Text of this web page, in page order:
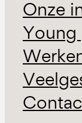
Onze
Young